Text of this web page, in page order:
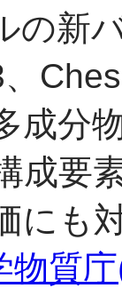
の新
成分
成要
にも
物質